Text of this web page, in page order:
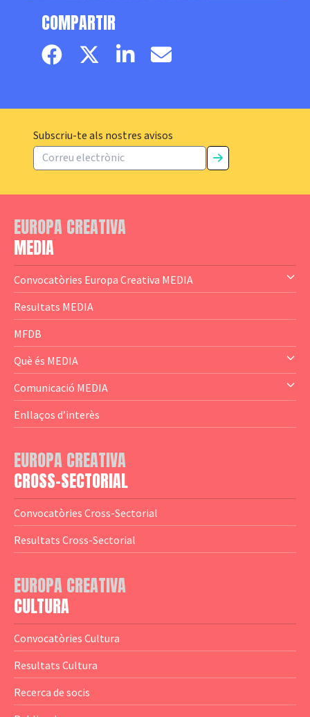
COMPARTIR
Facebook pageTwitter page
LinkedinEmail
Subscriu-te als nostres avisos
EUROPA CREATIVA
MEDIA
Convocatòries Europa Creativa MEDIA
— Content Cluster
— Business Cluster
— Audience Cluster
— Altres
Resultats MEDIA
MFDB
Què és MEDIA
— El subprograma MEDIA
— Agència Executiva
— Logotips
Comunicació MEDIA
— Estrenes a Catalunya
— Notícies
— Guies MEDIA
— Altres Guies
— Presentacions
— Estudis
— Anuaris
— Catàlegs
— Estadístiques
Enllaços d’interès
EUROPA CREATIVA
CROSS-SECTORIAL
Convocatòries Cross-Sectorial
Resultats Cross-Sectorial
EUROPA CREATIVA
CULTURA
Convocatòries Cultura
Resultats Cultura
Recerca de socis